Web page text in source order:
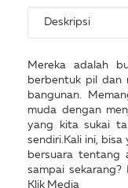
Deskripsi
Mereka adalah
berbentuk pil dan
bangunan.
muda dengan
yang kita sukai
sendiri.Kali ini,
bersuara tentang
sampai sekarang?
Klik Media